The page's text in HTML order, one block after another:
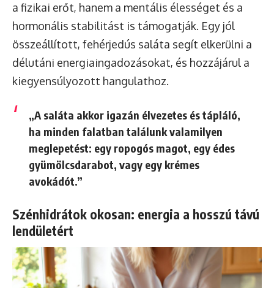
a fizikai erőt, hanem a mentális élességet és a
hormonális stabilitást is támogatják. Egy jól
összeállított, fehérjedús saláta segít elkerülni a
délutáni energiaingadozásokat, és hozzájárul a
kiegyensúlyozott hangulathoz.
„A saláta akkor igazán élvezetes és tápláló,
ha minden falatban találunk valamilyen
meglepetést: egy ropogós magot, egy édes
gyümölcsdarabot, vagy egy krémes
avokádót.”
Szénhidrátok okosan: energia a hosszú távú
lendületért